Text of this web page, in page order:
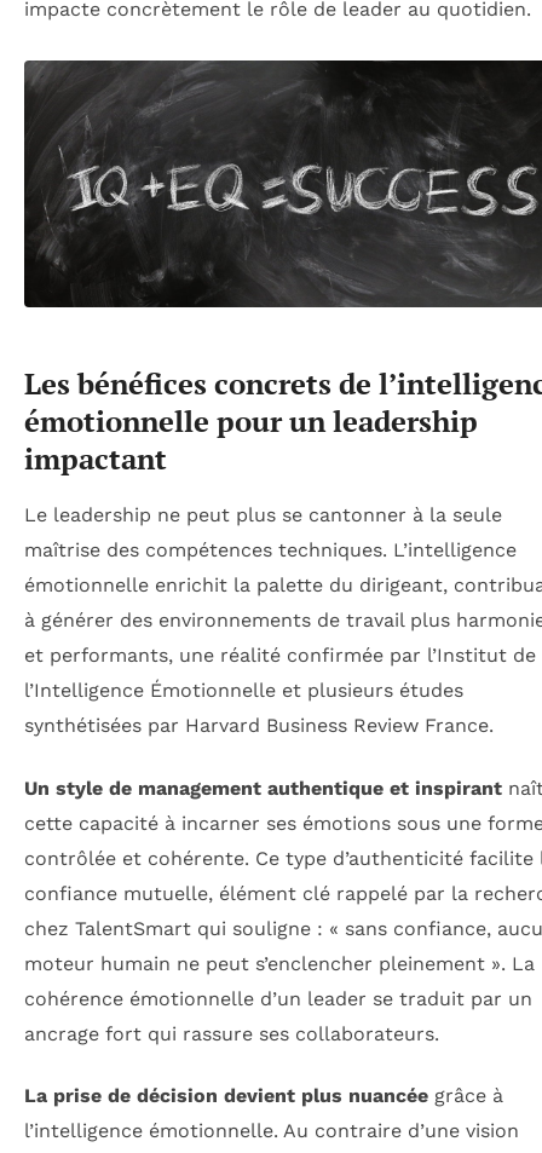
impacte concrètement le rôle de leader au quotidien.
Les bénéfices concrets de
émotionnelle pour un leadership
impactant
Le leadership ne peut plus se cantonner à la seule
maîtrise des compétences techniques. L’intelligence
émotionnelle enrichit la palette du dirigeant,
à générer des environnements de travail plus
et performants, une réalité confirmée par l’Institut de
l’Intelligence Émotionnelle et plusieurs études
synthétisées par Harvard Business Review France.
Un style de management authentique et inspirant
cette capacité à incarner ses émotions sous une
contrôlée et cohérente. Ce type d’authenticité facilite
confiance mutuelle, élément clé rappelé par la
chez TalentSmart qui souligne : « sans confiance,
moteur humain ne peut s’enclencher pleinement ». La
cohérence émotionnelle d’un leader se traduit par un
ancrage fort qui rassure ses collaborateurs.
La prise de décision devient plus nuancée grâce à
l’intelligence émotionnelle. Au contraire d’une vision